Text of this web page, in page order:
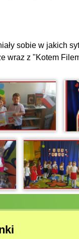
sobie w jakich
wraz z "Kotem